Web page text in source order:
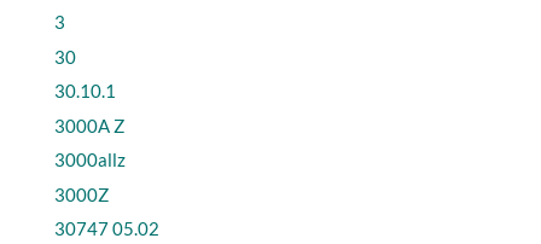
3
30
30.10.1
3000A Z
3000allz
3000Z
30747 05.02